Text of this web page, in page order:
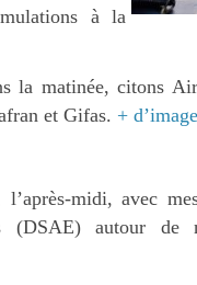
à la
la matinée, citons
et Gifas. +
midi, avec
(DSAE) autour de